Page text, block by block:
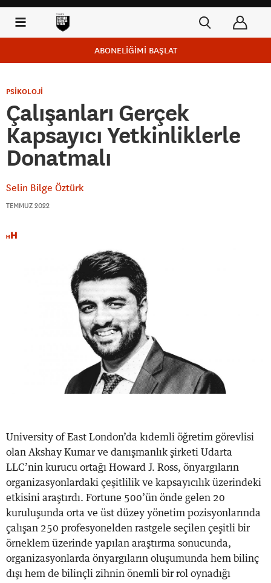
ABONELİĞİMİ BAŞLAT
PSİKOLOJİ
Çalışanları Gerçek
Kapsayıcı Yetkinliklerle
Donatmalı
Selin Bilge Öztürk
TEMMUZ 2022
University of East London’da kıdemli öğretim görevlisi
olan Akshay Kumar ve danışmanlık şirketi Udarta
LLC’nin kurucu ortağı Howard J. Ross, önyargıların
organizasyonlardaki çeşitlilik ve kapsayıcılık üzerindeki
etkisini araştırdı. Fortune 500’ün önde gelen 20
kuruluşunda orta ve üst düzey yönetim pozisyonlarında
çalışan 250 profesyonelden rastgele seçilen çeşitli bir
örneklem üzerinde yapılan araştırma sonucunda,
organizasyonlarda önyargıların oluşumunda hem bilinç
dışı hem de bilinçli zihnin önemli bir rol oynadığı